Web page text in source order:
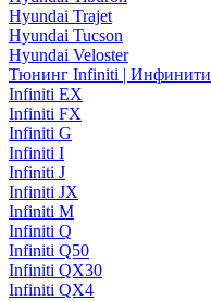
Hyundai Trajet
Hyundai Tucson
Hyundai Veloster
Тюнинг Infiniti | Инфинити
Infiniti EX
Infiniti FX
Infiniti G
Infiniti I
Infiniti J
Infiniti JX
Infiniti M
Infiniti Q
Infiniti Q50
Infiniti QX30
Infiniti QX4